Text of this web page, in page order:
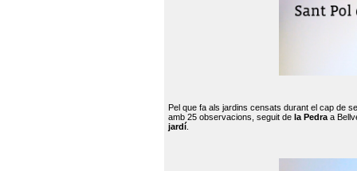
Pel que fa als jardins censats durant el cap de
amb 25 observacions, seguit de la Pedra a
jardí